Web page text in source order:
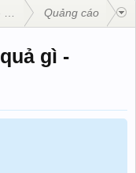
DOANH
Quảng cáo
gì -